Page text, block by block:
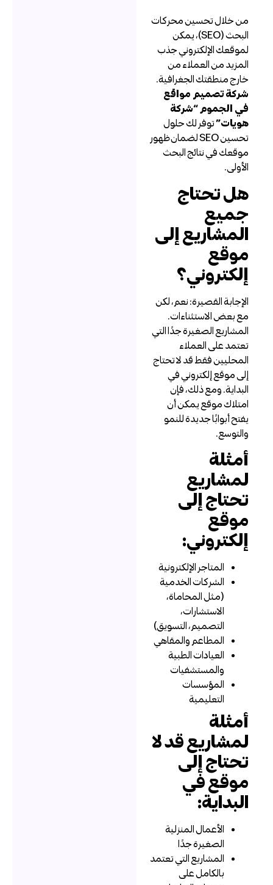
من خلال تحسين محركات
البحث (SEO)، يمكن
لموقعك الإلكتروني جذب
المزيد من العملاء من
خارج منطقتك الجغرافية.
شركة تصميم مواقع
في الجموم “شركة
هويات”توفر لك حلول
تحسين SEO لضمان ظهور
موقعك في نتائج البحث
هل تحتاج
جميع
المشاريع إلى
موقع
إلكتروني؟
الإجابة القصيرة: نعم، لكن
مع بعض الاستثناءات.
المشاريع الصغيرة جدًا التي
تعتمد على العملاء
المحليين فقط قد لا تحتاج
إلى موقع إلكتروني في
البداية. ومع ذلك، فإن
امتلاك موقع يمكن أن
يفتح أبوابًا جديدة للنمو
والتوسع.
أمثلة
لمشاريع
تحتاج إلى
موقع
إلكتروني:
المتاجر الإلكترونية
الشركات الخدمية
(مثل المحاماة،
الاستشارات،
التصميم، التسويق)
المطاعم والمقاهي
العيادات الطبية
والمستشفيات
المؤسسات
التعليمية
أمثلة
لمشاريع قد لا
تحتاج إلى
موقع في
البداية:
الأعمال المنزلية
الصغيرة جدًا
المشاريع التي تعتمد
بالكامل على